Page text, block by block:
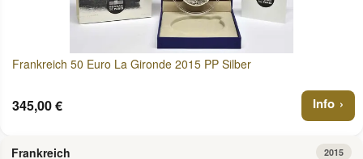
Frankreich 50 Euro La Gironde 2015 PP Silber
345,00 € Info
Frankreich 2015